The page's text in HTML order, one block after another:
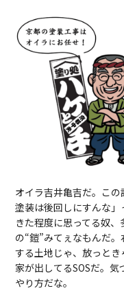
オイラ吉井亀吉だ。こ
塗装は後回しにすんな
きた程度に思ってる奴
の“鎧”みてぇなもんだ
する土地じゃ、放っとき
家が出してるSOSだ。
やり方だな。